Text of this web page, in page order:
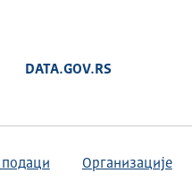
DATA.GOV.RS
Организације